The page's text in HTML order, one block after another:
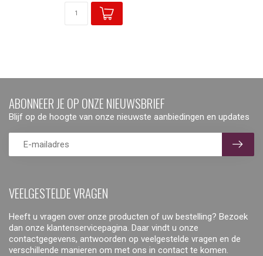
VEELGESTELDE VRAGEN
Heeft u vragen over onze producten of uw bestelling? Bezoek
dan onze klantenservicepagina. Daar vindt u onze
contactgegevens, antwoorden op veelgestelde vragen en de
verschillende manieren om met ons in contact te komen.
ABONNEER JE OP ONZE NIEUWSBRIEF
Blijf op de hoogte van onze nieuwste aanbiedingen en updates